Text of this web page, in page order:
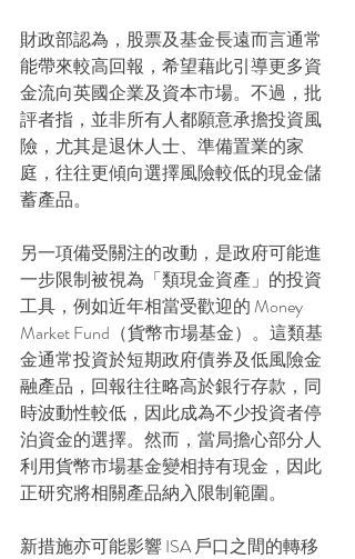
財政部認為，股票及基金長遠而言通常
能帶來較高回報，希望藉此引導更多資
金流向英國企業及資本市場。不過，批
評者指，並非所有人都願意承擔投資風
險，尤其是退休人士、準備置業的家
庭，往往更傾向選擇風險較低的現金儲
蓄產品。
另一項備受關注的改動，是政府可能進
一步限制被視為「類現金資產」的投資
工具，例如近年相當受歡迎的 Money
Market Fund（貨幣市場基金）。這類基
金通常投資於短期政府債券及低風險金
融產品，回報往往略高於銀行存款，同
時波動性較低，因此成為不少投資者停
泊資金的選擇。然而，當局擔心部分人
利用貨幣市場基金變相持有現金，因此
正研究將相關產品納入限制範圍。
新措施亦可能影響 ISA 戶口之間的轉移